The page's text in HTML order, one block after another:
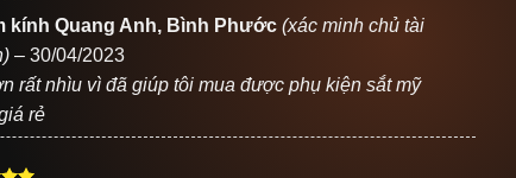
kính Quang Anh, Bình Phước (xác minh chủ tài
– 30/04/2023
rất nhìu vì đã giúp tôi mua được phụ kiện sắt mỹ
rẻ